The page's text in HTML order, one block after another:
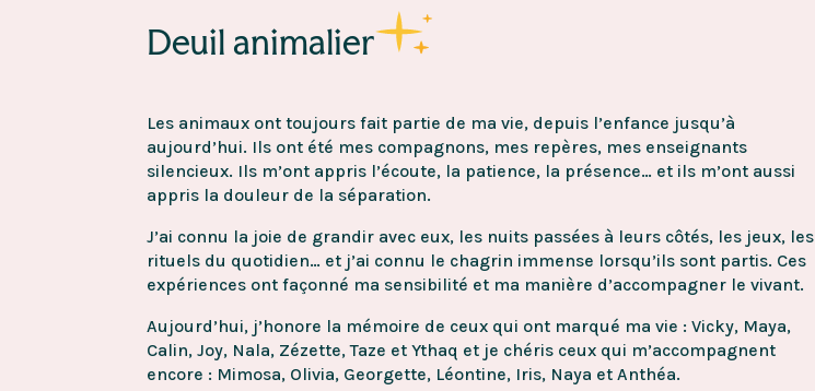
Deuil animalier
Les animaux ont toujours fait partie de ma vie, depuis l’enfance jusqu’à
aujourd’hui. Ils ont été mes compagnons, mes repères, mes enseignants
silencieux. Ils m’ont appris l’écoute, la patience, la présence… et ils m’ont aussi
appris la douleur de la séparation.
J’ai connu la joie de grandir avec eux, les nuits passées à leurs côtés, les jeux, les
rituels du quotidien… et j’ai connu le chagrin immense lorsqu’ils sont partis. Ces
expériences ont façonné ma sensibilité et ma manière d’accompagner le vivant.
Aujourd’hui, j’honore la mémoire de ceux qui ont marqué ma vie : Vicky, Maya,
Calin, Joy, Nala, Zézette, Taze et Ythaq et je chéris ceux qui m’accompagnent
encore : Mimosa, Olivia, Georgette, Léontine, Iris, Naya et Anthéa.